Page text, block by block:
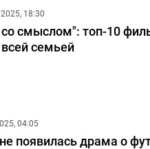
18:30
смыслом": топ-10
семьей
04:05
появилась драма о